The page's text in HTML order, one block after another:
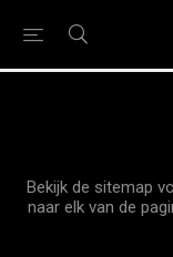
Bekijk de sitemap
naar elk van de